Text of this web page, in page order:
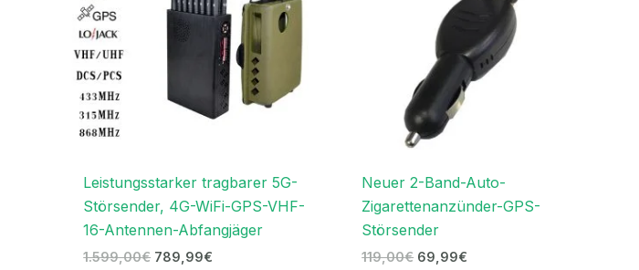
Leistungsstarker tragbarer 5G-
Störsender, 4G-WiFi-GPS-VHF-
16-Antennen-Abfangjäger
1.599,00€ 789,99€
Neuer 2-Band-Auto-
Zigarettenanzünder-GPS-
Störsender
119,00€ 69,99€